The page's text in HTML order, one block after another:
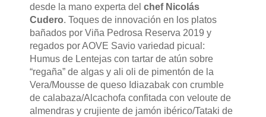
desde la mano experta del chef Nicolás
Cudero. Toques de innovación en los platos
bañados por Viña Pedrosa Reserva 2019 y
regados por AOVE Savio variedad picual:
Humus de Lentejas con tartar de atún sobre
“regaña” de algas y ali oli de pimentón de la
Vera/Mousse de queso Idiazabak con crumble
de calabaza/Alcachofa confitada con veloute de
almendras y crujiente de jamón ibérico/Tataki de